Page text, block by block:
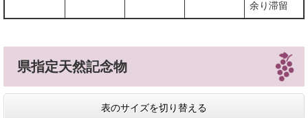
余り滞留
県指定天然記念物
表のサイズを切り替える